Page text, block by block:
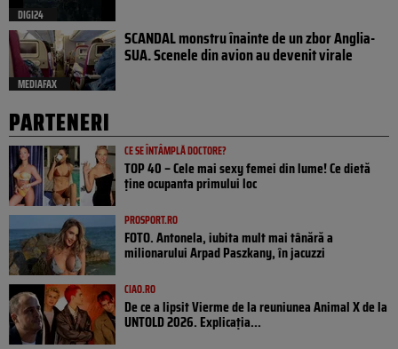
DIGI24
MEDIAFAX
SCANDAL monstru înainte de un zbor Anglia-
SUA. Scenele din avion au devenit virale
PARTENERI
CE SE ÎNTÂMPLĂ DOCTORE?
TOP 40 – Cele mai sexy femei din lume! Ce dietă
ține ocupanta primului loc
PROSPORT.RO
FOTO. Antonela, iubita mult mai tânără a
milionarului Arpad Paszkany, în jacuzzi
CIAO.RO
De ce a lipsit Vierme de la reuniunea Animal X de la
UNTOLD 2026. Explicația...